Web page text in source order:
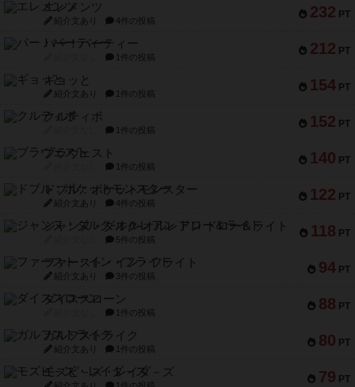
232 PT
エレメンツ
紹介文あり 4件の投稿
212 PT
バー！パーティー
1件の投稿
154 PT
ギョッと
紹介文あり 1件の投稿
152 PT
クルティボ
1件の投稿
140 PT
ブラヴェスト
1件の投稿
122 PT
ドブル：ポケットモンスター
紹介文あり 4件の投稿
118 PT
ジャンヌ・ダルク-オルレアン ドロー＆ライト
5件の投稿
94 PT
ファースト・イン・フライト
紹介文あり 3件の投稿
88 PT
ダイススローン
1件の投稿
80 PT
ガルフストライク
紹介文あり 1件の投稿
79 PT
モズビ－ズ・レイダ－ズ